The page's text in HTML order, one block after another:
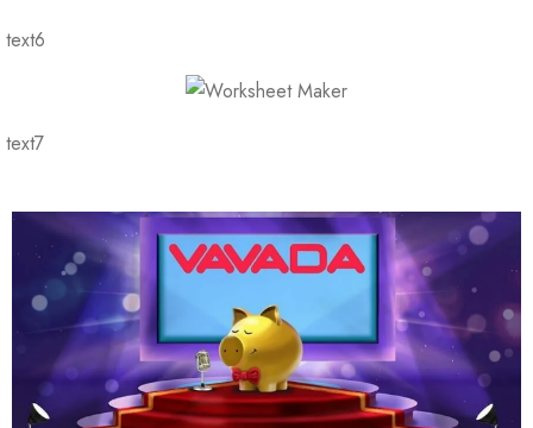
text6
text7